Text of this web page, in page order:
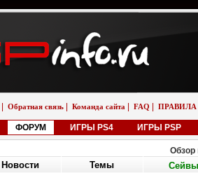
Обратная связь Команда сайта FAQ ПРАВИЛА
ФОРУМ ИГРЫ PS4 ИГРЫ PSP
Обзор
Новости Темы Сейвы